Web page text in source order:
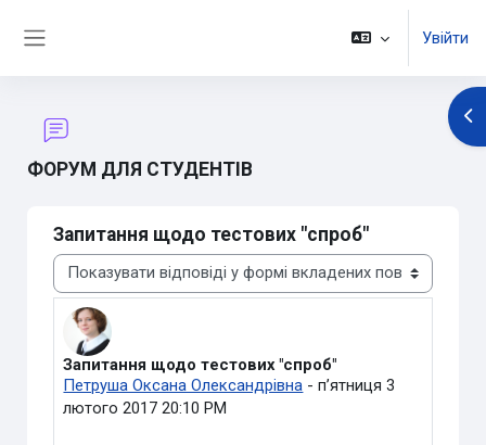
Увійти
ФОРУМ ДЛЯ СТУДЕНТІВ
Запитання щодо тестових "спроб"
Тип показу
Запитання щодо тестових "спроб"
Петруша Оксана Олександрівна -пʼятниця 3
лютого 2017 20:10 PM
Кількість відповідей: 0